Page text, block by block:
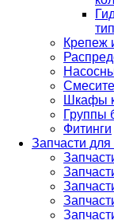
Крепеж
Шкафы
Группы
Фитинги
Запчасти для